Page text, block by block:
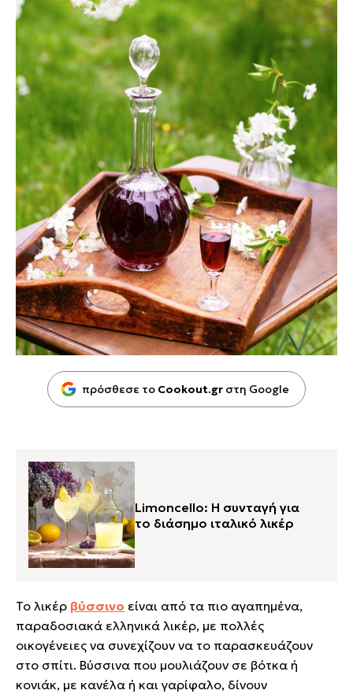
πρόσθεσε το Cookout.gr στη Google
Limoncello: Η συνταγή για
το διάσημο ιταλικό λικέρ
Το λικέρ βύσσινο είναι από τα πιο αγαπημένα,
παραδοσιακά ελληνικά λικέρ, με πολλές
οικογένειες να συνεχίζουν να το παρασκευάζουν
στο σπίτι. Βύσσινα που μουλιάζουν σε βότκα ή
κονιάκ, με κανέλα ή και γαρίφαλο, δίνουν